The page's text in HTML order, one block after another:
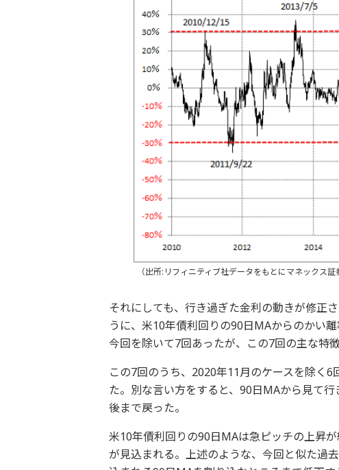
（出所:リフィニティブ社データをもとにマネックス証
それにしても、行き過ぎた金利の動きが修正
うに、米10年債利回りの90日MAからのかい
今回を除いて7回あったが、この7回の主な特
この7回のうち、2020年11月のケースを除く
た。別な言い方をすると、90日MAから見て
後まで戻った。
米10年債利回りの90日MAは急ピッチの上昇
が見込まれる。上述のような、今回と似た過